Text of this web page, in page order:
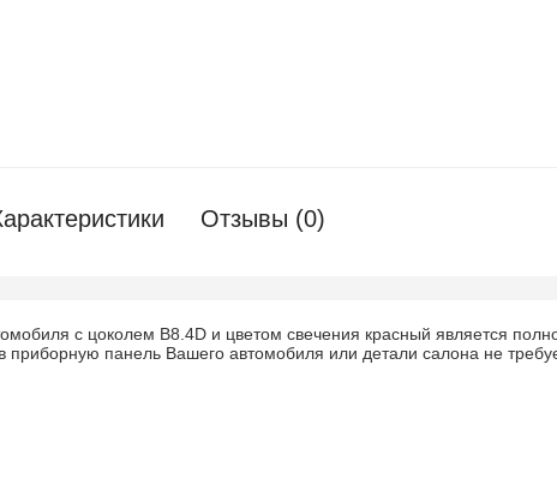
Отзывы (0)
с цоколем B8.4D и цветом свечения красный является
панель Вашего автомобиля или детали салона не